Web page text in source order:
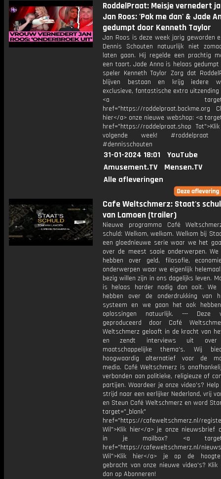
RoddelPraat: Meisje vernedert
Jan Roos: 'Pak me dan' & Jade
gedumpt door Kenneth Taylor
Jan Roos is deze week jarig geworden
Dennis Schouten natuurlijk niet
laten gaan. Hij regelde een prachtig
een taart. Jade Anna is helaas gedumpt
speler Kenneth Taylor Zorg dat
blijven bestaan en krijg iedere
exclusieve, fantastische extra uitzending
<a
href="https://roddelpraat.backme.org
hier</a> onze nieuwe webshop: <a
href="https://roddelpraat.shop
volgende week! #roddelpraat
#dennisschouten
31-01-2024 18:01
YouTube
Amusement.TV
Mensen.TV
Alle afleveringen
Cafe Weltschmerz: Staat's
van Lamoen (trailer)
Nieuwe programma Café
schuld: Welkom, welkom. Welkom bij
een gloednieuwe serie waar we het
over de meest saaie onderwerpen.
hebben over geld, filosofie,
onderwerpen waar we eigenlijk
bezig willen zijn in ons dagelijks leven.
is helaas harder nodig dan ooit. We
hebben over de onderdrukking van
systeem en we gaan het ook
oplossingen natuurlijk. --- Deze
geproduceerd door Café
Weltschmerz gelooft in de kracht van
en zendt interviews uit over
maatschappelijke thema's. Wij
hoogwaardig alternatief voor de
media. Café Weltschmerz is
verbonden aan politieke, religieuze of
partijen. Waardeer je onze video's?
strijd naar een eerlijker Nederland, vrij
en Steun Café Weltschmerz en word
target="_blank"
href="https://cafeweltschmerz.nl/
Wil">Klik hier</a> je onze nieuwsbrief
in je mailbox? <a
href="https://cafeweltschmerz.nl/
Wil">Klik hier</a> je op de
gebracht van onze nieuwe video's? Klik
dan op Abonneren!